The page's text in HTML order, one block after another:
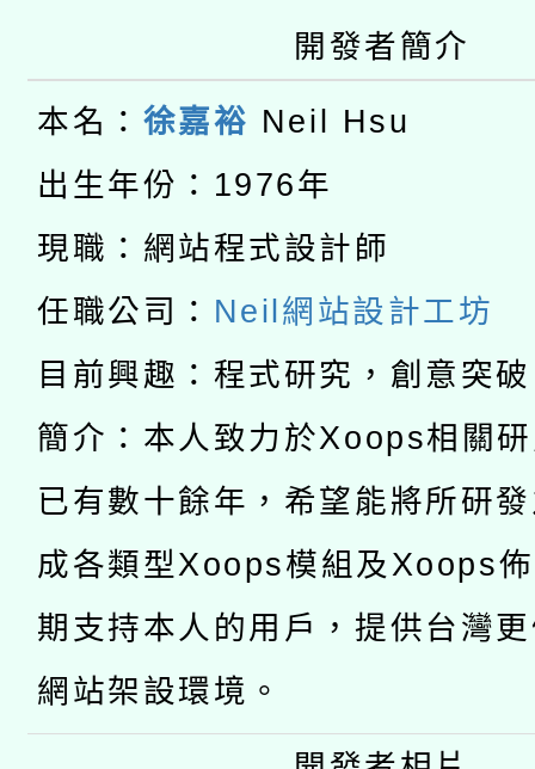
方素養工作坊新北場」
件」活動簡章
年度COVID-19疫苗接
接種對象擴大為「滿6
接種之民眾」措施，延
月28日止
轉知經濟部水利署委託
業技術研究院辦理「
用水績優單位及節水達
動」
115年8月22日(星期六
桃園市孔廟祈福系列
開 智慧啟航」
2026年桃園地景藝術
「2026桃園藝術巡演
關事宜
轉知教育部國民及學前
國立臺灣師範大學辦理
年度健康促進學校輔導
業成長研習」實施計畫
函轉國家教育研究院中
原住民族教育政策研討
族教育國際趨勢與發展
轉知教育部國民及學前
新北市政府教育局辦理
師專業成長研習實施計
方素養工作坊新北場」
函轉國立臺灣師範大學
族語言臺北學習中心
「族語學習班」招生簡
轉知有關國立成功大學
文教學共融平台-教案
件」活動簡章
教育部國民及學前教育
年度COVID-19疫苗接
接種對象擴大為「滿6
開發者簡介
本名： 徐嘉裕 Neil Hsu
出生年份：1976年
現職：網站程式設計師
任職公司： Neil網站設計工坊
目前興趣：程式研究，創意突
簡介：本人致力於Xoops相關
已有數十餘年，希望能將所研
成各類型Xoops模組及Xoops
期支持本人的用戶，提供台灣
網站架設環境。